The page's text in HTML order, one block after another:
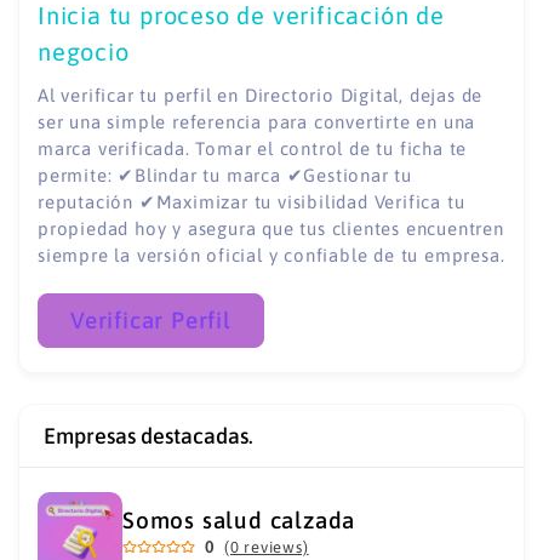
Inicia tu proceso de verificación de
negocio
Al verificar tu perfil en Directorio Digital, dejas de
ser una simple referencia para convertirte en una
marca verificada. Tomar el control de tu ficha te
permite: ✔Blindar tu marca ✔Gestionar tu
reputación ✔Maximizar tu visibilidad Verifica tu
propiedad hoy y asegura que tus clientes encuentren
siempre la versión oficial y confiable de tu empresa.
Verificar Perfil
Empresas destacadas.
Somos salud calzada
0 (0 reviews)